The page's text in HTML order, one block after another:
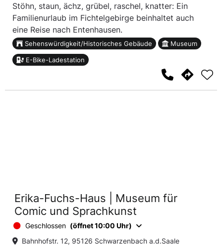
Stöhn, staun, ächz, grübel, raschel, knatter: Ein
Familienurlaub im Fichtelgebirge beinhaltet auch
eine Reise nach Entenhausen.
Sehenswürdigkeit/Historisches Gebäude Museum
E-Bike-Ladestation
Erika-Fuchs-Haus | Museum für
Comic und Sprachkunst
Geschlossen (öffnet 10:00 Uhr)
Bahnhofstr. 12, 95126 Schwarzenbach a.d.Saale